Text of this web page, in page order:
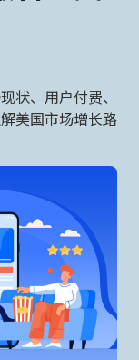
状、用户付费、
美国市场增长路